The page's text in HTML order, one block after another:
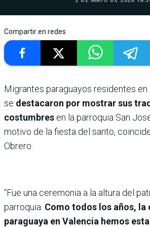
Compartir en redes
Migrantes paraguayos residentes en
se destacaron por mostrar sus
costumbres en la parroquia San
motivo de la fiesta del santo,
Obrero.
“Fue una ceremonia a la altura del
parroquia. Como todos los años, la
paraguaya en Valencia hemos